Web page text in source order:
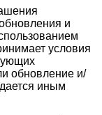
и
условия
обновление и/
иным